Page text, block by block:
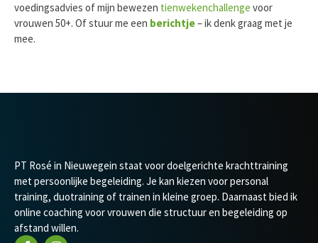
voedingsadvies of mijn bewezen tienwekenchallenge voor
vrouwen 50+. Of stuur me een berichtje– ik denk graag met je
mee.
PT Rosé in Nieuwegein staat voor doelgerichte krachttraining
met persoonlijke begeleiding. Je kan kiezen voor personal
training, duotraining of trainen in kleine groep. Daarnaast bied ik
online coaching voor vrouwen die structuur en begeleiding op
afstand willen.